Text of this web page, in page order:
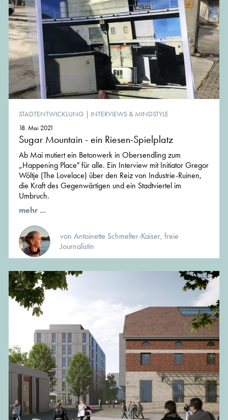
STADTENTWICKLUNG | INTERVIEWS & MINDSTYLE
18. Mai 2021
Sugar Mountain - ein Riesen-Spielplatz
Ab Mai mutiert ein Betonwerk in Obersendling zum
„Happening Place" für alle. Ein Interview mit Initiator Gregor
Wöltje (The Lovelace) über den Reiz von Industrie-Ruinen,
die Kraft des Gegenwärtigen und ein Stadtviertel im
Umbruch.
mehr ...
von Antoinette Schmelter-Kaiser, freie
Journalistin